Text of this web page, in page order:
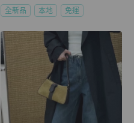
全新品 本地 免運